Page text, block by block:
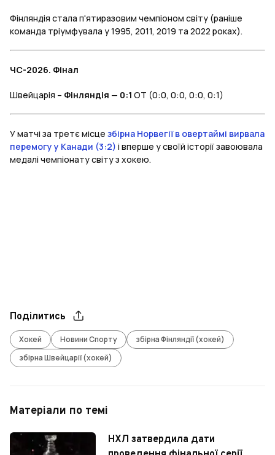
Фінляндія стала п'ятиразовим чемпіоном світу (раніше
команда тріумфувала у 1995, 2011, 2019 та 2022 роках).
ЧС-2026. Фінал
Швейцарія – Фінляндія — 0:1 ОТ (0:0, 0:0, 0:0, 0:1)
У матчі за третє місце збірна Норвегії в овертаймі вирвала
перемогу у Канади (3:2) і вперше у своїй історії завоювала
медалі чемпіонату світу з хокею.
Поділитись
Хокей Новини Спорту
збірна Фінляндії (хокей)
збірна Швейцарії (хокей)
Матеріали по темі
НХЛ затвердила дати